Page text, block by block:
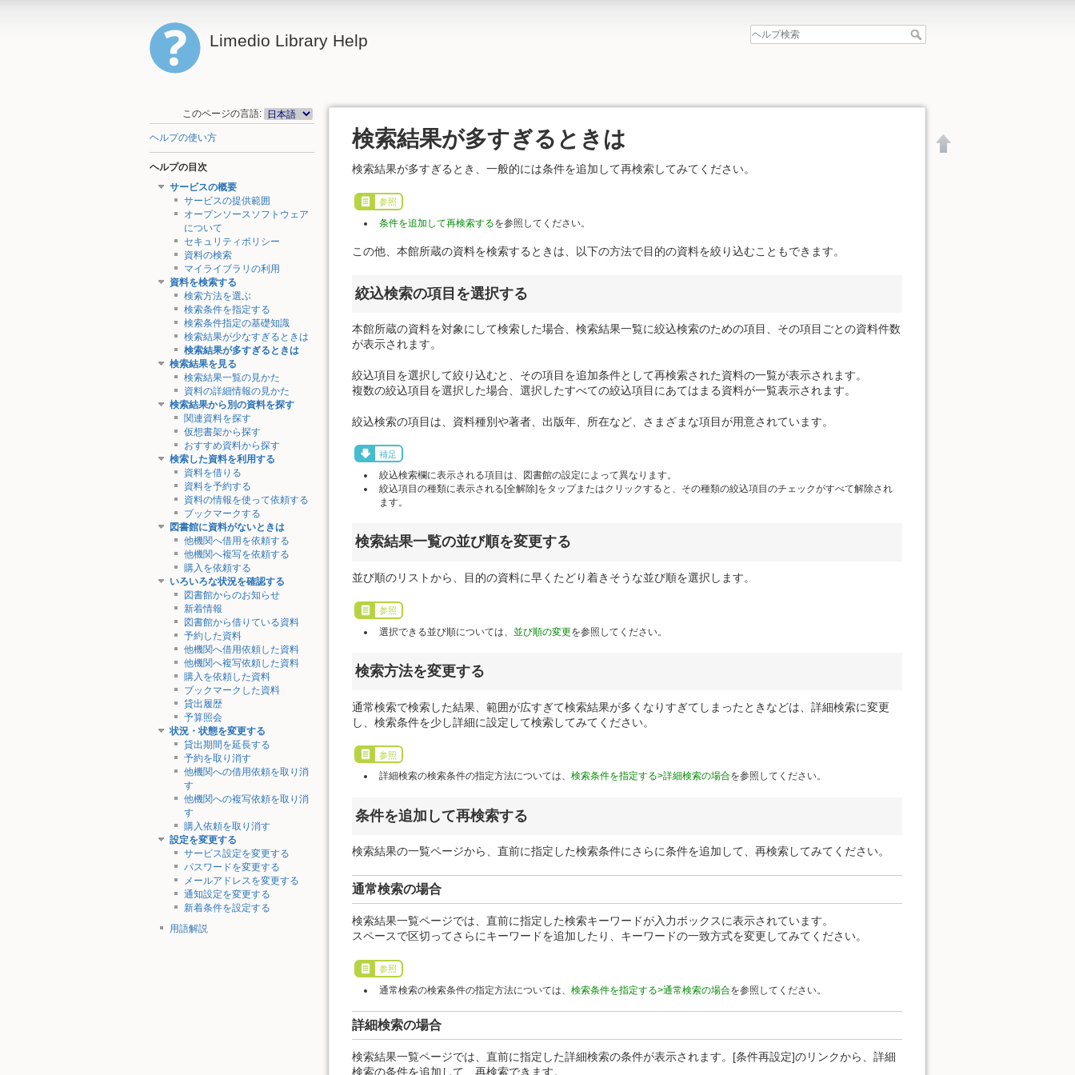
Limedio Library Help
このページの言語:
ヘルプの使い方
ヘルプの目次
サービスの概要
サービスの提供範囲
オープンソースソフトウェア
について
セキュリティポリシー
資料の検索
マイライブラリの利用
資料を検索する
検索方法を選ぶ
検索条件を指定する
検索条件指定の基礎知識
検索結果が少なすぎるときは
検索結果が多すぎるときは
検索結果を見る
検索結果一覧の見かた
資料の詳細情報の見かた
検索結果から別の資料を探す
関連資料を探す
仮想書架から探す
おすすめ資料から探す
検索した資料を利用する
資料を借りる
資料を予約する
資料の情報を使って依頼する
ブックマークする
図書館に資料がないときは
他機関へ借用を依頼する
他機関へ複写を依頼する
購入を依頼する
いろいろな状況を確認する
図書館からのお知らせ
新着情報
図書館から借りている資料
予約した資料
他機関へ借用依頼した資料
他機関へ複写依頼した資料
購入を依頼した資料
ブックマークした資料
貸出履歴
予算照会
状況・状態を変更する
貸出期間を延長する
予約を取り消す
他機関への借用依頼を取り消
す
他機関への複写依頼を取り消
す
購入依頼を取り消す
設定を変更する
サービス設定を変更する
パスワードを変更する
メールアドレスを変更する
通知設定を変更する
新着条件を設定する
用語解説
検索結果が多すぎるときは
検索結果が多すぎるとき、一般的には条件を追加して再検索してみてください。
参照
条件を追加して再検索するを参照してください。
この他、本館所蔵の資料を検索するときは、以下の方法で目的の資料を絞り込むこともできます。
絞込検索の項目を選択する
本館所蔵の資料を対象にして検索した場合、検索結果一覧に絞込検索のための項目、その項目ごとの資料件数
が表示されます。
絞込項目を選択して絞り込むと、その項目を追加条件として再検索された資料の一覧が表示されます。
複数の絞込項目を選択した場合、選択したすべての絞込項目にあてはまる資料が一覧表示されます。
絞込検索の項目は、資料種別や著者、出版年、所在など、さまざまな項目が用意されています。
補足
絞込検索欄に表示される項目は、図書館の設定によって異なります。
絞込項目の種類に表示される[全解除]をタップまたはクリックすると、その種類の絞込項目のチェックがすべて解除され
ます。
検索結果一覧の並び順を変更する
並び順のリストから、目的の資料に早くたどり着きそうな並び順を選択します。
参照
選択できる並び順については、並び順の変更を参照してください。
検索方法を変更する
通常検索で検索した結果、範囲が広すぎて検索結果が多くなりすぎてしまったときなどは、詳細検索に変更
し、検索条件を少し詳細に設定して検索してみてください。
参照
詳細検索の検索条件の指定方法については、検索条件を指定する>詳細検索の場合を参照してください。
条件を追加して再検索する
検索結果の一覧ページから、直前に指定した検索条件にさらに条件を追加して、再検索してみてください。
通常検索の場合
検索結果一覧ページでは、直前に指定した検索キーワードが入力ボックスに表示されています。
スペースで区切ってさらにキーワードを追加したり、キーワードの一致方式を変更してみてください。
参照
通常検索の検索条件の指定方法については、検索条件を指定する>通常検索の場合を参照してください。
詳細検索の場合
検索結果一覧ページでは、直前に指定した詳細検索の条件が表示されます。[条件再設定]のリンクから、詳細
検索の条件を追加して、再検索できます。